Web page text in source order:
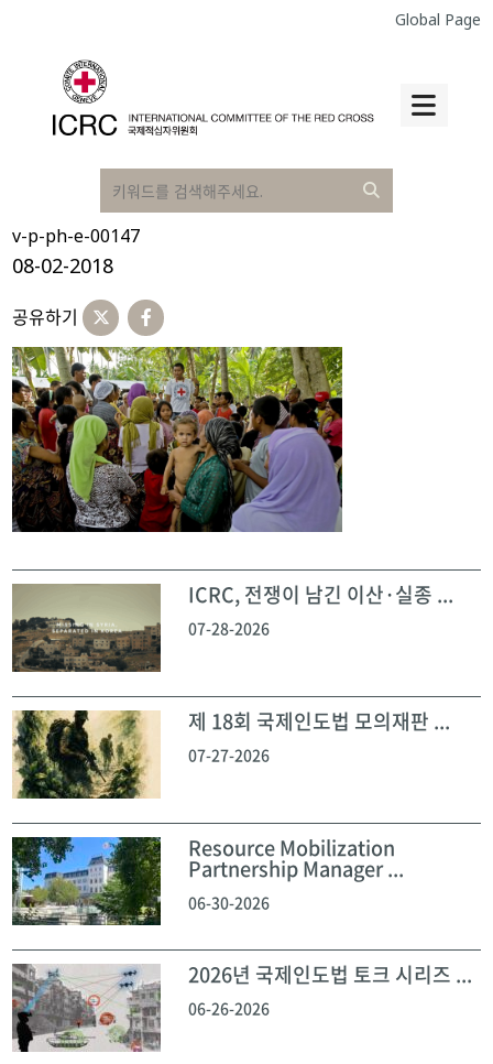
Global Page
v-p-ph-e-00147
08-02-2018
공유하기
ICRC, 전쟁이 남긴 이산·실종 ...
07-28-2026
제 18회 국제인도법 모의재판 ...
07-27-2026
Resource Mobilization
Partnership Manager ...
06-30-2026
2026년 국제인도법 토크 시리즈 ...
06-26-2026